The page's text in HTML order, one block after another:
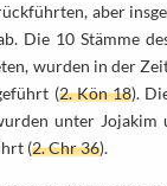
aber
Die 10 Stämme
wurden in der
(2. Kön 18).
unter Jojakim
(2. Chr 36).